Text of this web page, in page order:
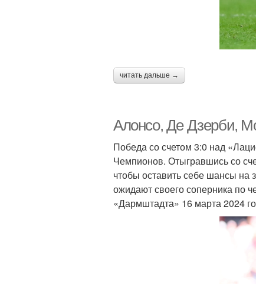
читать дальше →
Алонсо, Де Дзерби,
Победа со счетом 3:0 над
Чемпионов. Отыгравшись со
чтобы оставить себе шансы
ожидают своего соперника по
«Дармштадта» 16 марта 2024